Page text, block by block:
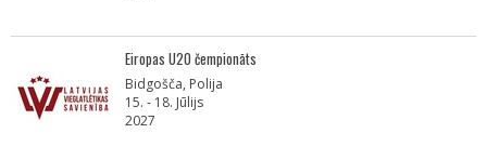
Eiropas U20 čempionāts
Bidgošča, Polija
15. - 18. Jūlijs
2027